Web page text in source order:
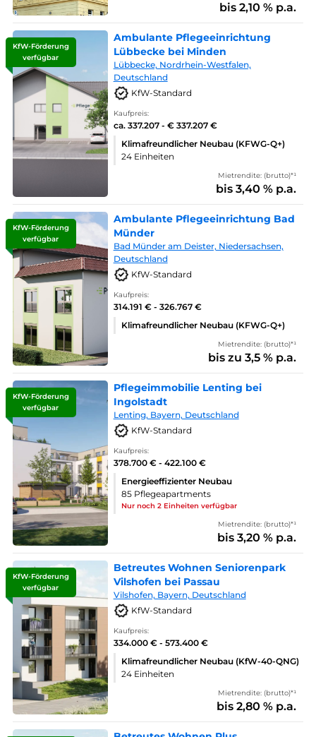
bis 2,10 % p.a.
KfW-Förderung
verfügbar
Ambulante Pflegeeinrichtung
Lübbecke bei Minden
Lübbecke, Nordrhein-Westfalen,
Deutschland
KfW-Standard
Kaufpreis:
ca. 337.207 - € 337.207 €
Klimafreundlicher Neubau (KFWG-Q+)
24 Einheiten
Mietrendite: (brutto)*¹
bis 3,40 % p.a.
KfW-Förderung
verfügbar
Ambulante Pflegeeinrichtung Bad
Münder
Bad Münder am Deister, Niedersachsen,
Deutschland
KfW-Standard
Kaufpreis:
314.191 € - 326.767 €
Klimafreundlicher Neubau (KFWG-Q+)
Mietrendite: (brutto)*¹
bis zu 3,5 % p.a.
KfW-Förderung
verfügbar
Pflegeimmobilie Lenting bei
Ingolstadt
Lenting, Bayern, Deutschland
KfW-Standard
Kaufpreis:
378.700 € - 422.100 €
Energieeffizienter Neubau
85 Pflegeapartments
Nur noch 2 Einheiten verfügbar
Mietrendite: (brutto)*¹
bis 3,20 % p.a.
KfW-Förderung
verfügbar
Betreutes Wohnen Seniorenpark
Vilshofen bei Passau
Vilshofen, Bayern, Deutschland
KfW-Standard
Kaufpreis:
334.000 € - 573.400 €
Klimafreundlicher Neubau (KfW-40-QNG)
24 Einheiten
Mietrendite: (brutto)*¹
bis 2,80 % p.a.